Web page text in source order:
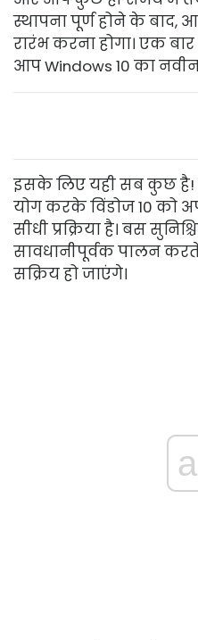
स्थापना पूर्ण होने के
रारंभ करना होगा। एक
आप Windows 10 का
इसके लिए यही सब कुछ है!
योग करके विंडोज 10 को
सीधी प्रक्रिया है। बस
सावधानीपूर्वक पालन
सक्रिय हो जाएंगे।